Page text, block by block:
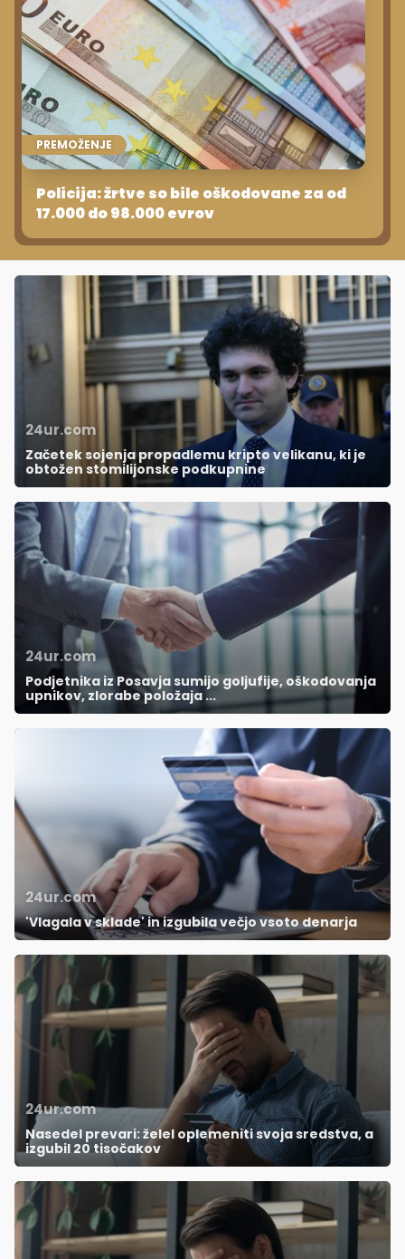
PREMOŽENJE
Policija: žrtve so bile oškodovane za od
17.000 do 98.000 evrov
24ur.com
Začetek sojenja propadlemu kripto velikanu, ki je
obtožen stomilijonske podkupnine
24ur.com
Podjetnika iz Posavja sumijo goljufije, oškodovanja
upnikov, zlorabe položaja ...
24ur.com
'Vlagala v sklade' in izgubila večjo vsoto denarja
24ur.com
Nasedel prevari: želel oplemeniti svoja sredstva, a
izgubil 20 tisočakov